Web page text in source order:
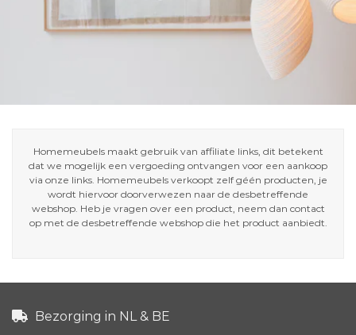
Homemeubels maakt gebruik van affiliate links, dit betekent
dat we mogelijk een vergoeding ontvangen voor een aankoop
via onze links. Homemeubels verkoopt zelf géén producten, je
wordt hiervoor doorverwezen naar de desbetreffende
webshop. Heb je vragen over een product, neem dan contact
op met de desbetreffende webshop die het product aanbiedt.
Bezorging in NL & BE